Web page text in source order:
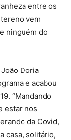
entre os
vem
ninguém do
Doria
e acabou
“Mandando
estar nos
da Covid,
casa, solitário,